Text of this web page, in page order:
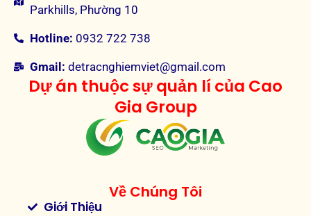
Parkhills, Phường 10
Hotline: 0932 722 738
Gmail: detracnghiemviet@gmail.com
Dự án thuộc sự quản lí của Cao
Gia Group
Về Chúng Tôi
Giới Thiệu